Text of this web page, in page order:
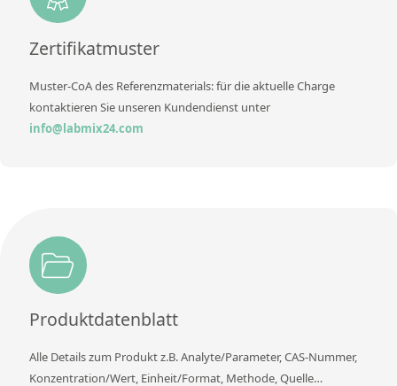
Methode
Zertifikatmuster
Muster-CoA des Referenzmaterials: für die aktuelle Charge
kontaktieren Sie unseren Kundendienst unter
info@labmix24.com
Produktdatenblatt
Alle Details zum Produkt z.B. Analyte/Parameter, CAS-Nummer,
Konzentration/Wert, Einheit/Format, Methode, Quelle…